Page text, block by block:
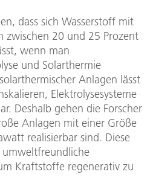
dass sich Wasserstoff mit
zwischen 20 und 25 Prozent
wenn man
und Solarthermie
Anlagen lässt
Elektrolysesysteme
Deshalb gehen die Forscher
Anlagen mit einer Größe
realisierbar sind. Diese
Kraftstoffe regenerativ zu